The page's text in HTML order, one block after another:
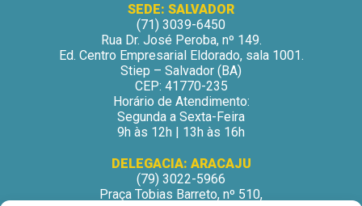
SEDE: SALVADOR
(71) 3039-6450
Rua Dr. José Peroba, nº 149.
Ed. Centro Empresarial Eldorado, sala 1001.
Stiep – Salvador (BA)
CEP: 41770-235
Horário de Atendimento:
Segunda a Sexta-Feira
9h às 12h | 13h às 16h
DELEGACIA: ARACAJU
(79) 3022-5966
Praça Tobias Barreto, nº 510,